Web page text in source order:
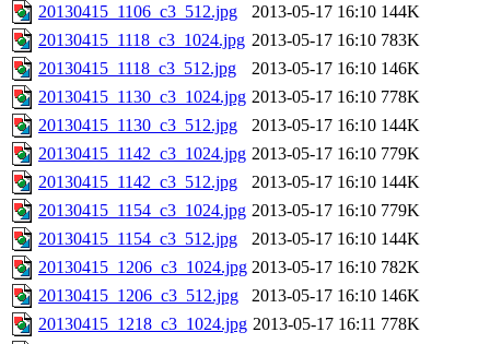
20130415_1106_c3_512.jpg
2013-05-17 16:10 144K
20130415_1118_c3_1024.jpg 2013-05-17 16:10 783K
20130415_1118_c3_512.jpg
2013-05-17 16:10 146K
20130415_1130_c3_1024.jpg 2013-05-17 16:10 778K
20130415_1130_c3_512.jpg
2013-05-17 16:10 144K
20130415_1142_c3_1024.jpg 2013-05-17 16:10 779K
20130415_1142_c3_512.jpg
2013-05-17 16:10 144K
20130415_1154_c3_1024.jpg 2013-05-17 16:10 779K
20130415_1154_c3_512.jpg
2013-05-17 16:10 144K
20130415_1206_c3_1024.jpg 2013-05-17 16:10 782K
20130415_1206_c3_512.jpg
2013-05-17 16:10 146K
20130415_1218_c3_1024.jpg 2013-05-17 16:11 778K